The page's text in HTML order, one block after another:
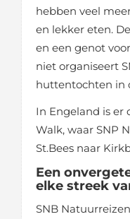
hebben veel
en lekker eten.
en een genot
niet organiseert
huttentochten in
In Engeland is er
Walk, waar SNP
St.Bees naar
Een
elke streek
SNB